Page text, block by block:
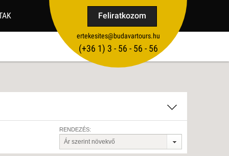
Feliratkozom
ertekesites@budavartours.hu
(+36­ 1) 3 - 56 - 56 - 56
TIPPEK
VISSZAJELZÉS KÜLDÉSE
RENDEZÉS:
Ár szerint növekvő